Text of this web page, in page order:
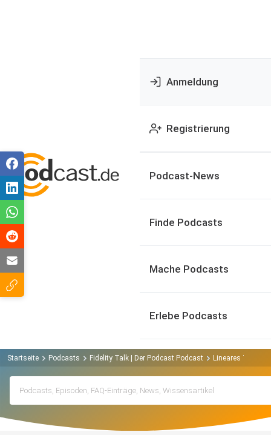
Anmeldung
Registrierung
Podcast-News
Finde Podcasts
Mache Podcasts
Erlebe Podcasts
Startseite Podcasts Fidelity Talk | Der Podcast Podcast Lineares TV vs.